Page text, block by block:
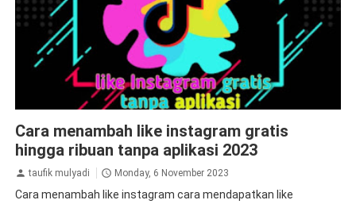
tutorial
Cara menambah like instagram gratis
hingga ribuan tanpa aplikasi 2023
taufik mulyadi Monday, 6 November 2023
Cara menambah like instagram cara mendapatkan like